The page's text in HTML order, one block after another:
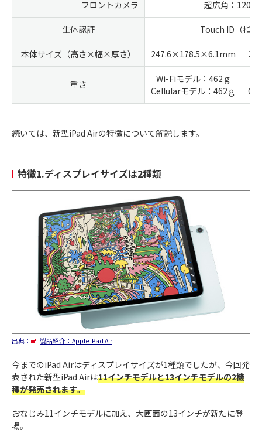
フロントカメラ 超広角：1200
生体認証 Touch ID（指紋
本体サイズ（高さ×幅×厚さ） 247.6×178.5×6.1mm
重さ
Wi-Fiモデル：462ｇ
Cellularモデル：462ｇ
続いては、新型iPad Airの特徴について解説します。
特徴1.ディスプレイサイズは2種類
出典： 製品紹介：Apple iPad Air
今までのiPad Airはディスプレイサイズが1種類でしたが、今回発
表された新型iPad Airは11インチモデルと13インチモデルの2機
種が発売されます。
おなじみ11インチモデルに加え、大画面の13インチが新たに登
場。